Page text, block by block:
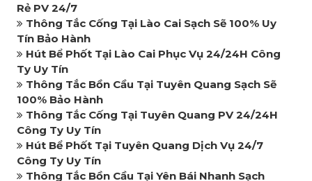
Rẻ PV 24/7
Thông Tắc Cống Tại Lào Cai Sạch Sẽ 100% Uy
Tín Bảo Hành
Hút Bể Phốt Tại Lào Cai Phục Vụ 24/24H Công
Ty Uy Tín
Thông Tắc Bồn Cầu Tại Tuyên Quang Sạch Sẽ
100% Bảo Hành
Thông Tắc Cống Tại Tuyên Quang PV 24/24H
Công Ty Uy Tín
Hút Bể Phốt Tại Tuyên Quang Dịch Vụ 24/7
Công Ty Uy Tín
Thông Tắc Bồn Cầu Tại Yên Bái Nhanh Sạch